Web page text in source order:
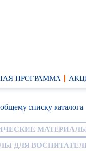
ПРОГРАММА
списку каталога
ДЛЯ